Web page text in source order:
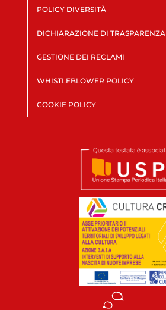
POLICY DIVERSITÀ
DICHIARAZIONE DI TRASPARENZA
GESTIONE DEI RECLAMI
WHISTLEBLOWER POLICY
COOKIE POLICY